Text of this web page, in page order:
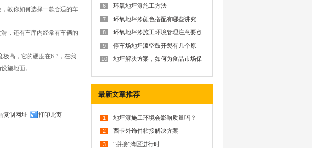
教你如何选择一款合适的车
，还有车库内经常有车辆的
极高，它的硬度在6-7，在我
施地面。
复制网址
打印此页
难
6 环氧地坪漆施工方法
7
环氧地坪漆颜色搭配有哪些讲究
8 环氧地坪漆施工环境管理注意要点
9
停车场地坪漆空鼓开裂有几个原
10
地坪解决方案，如何为食品市场保
最新文章推荐
1 地坪漆施工环境会影响质量吗？
2 西卡外饰件粘接解决方案
3 “拼接”湾区进行时